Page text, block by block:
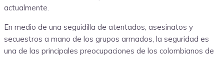
actualmente.
En medio de una seguidilla de atentados, asesinatos y
secuestros a mano de los grupos armados, la seguridad es
una de las principales preocupaciones de los colombianos de